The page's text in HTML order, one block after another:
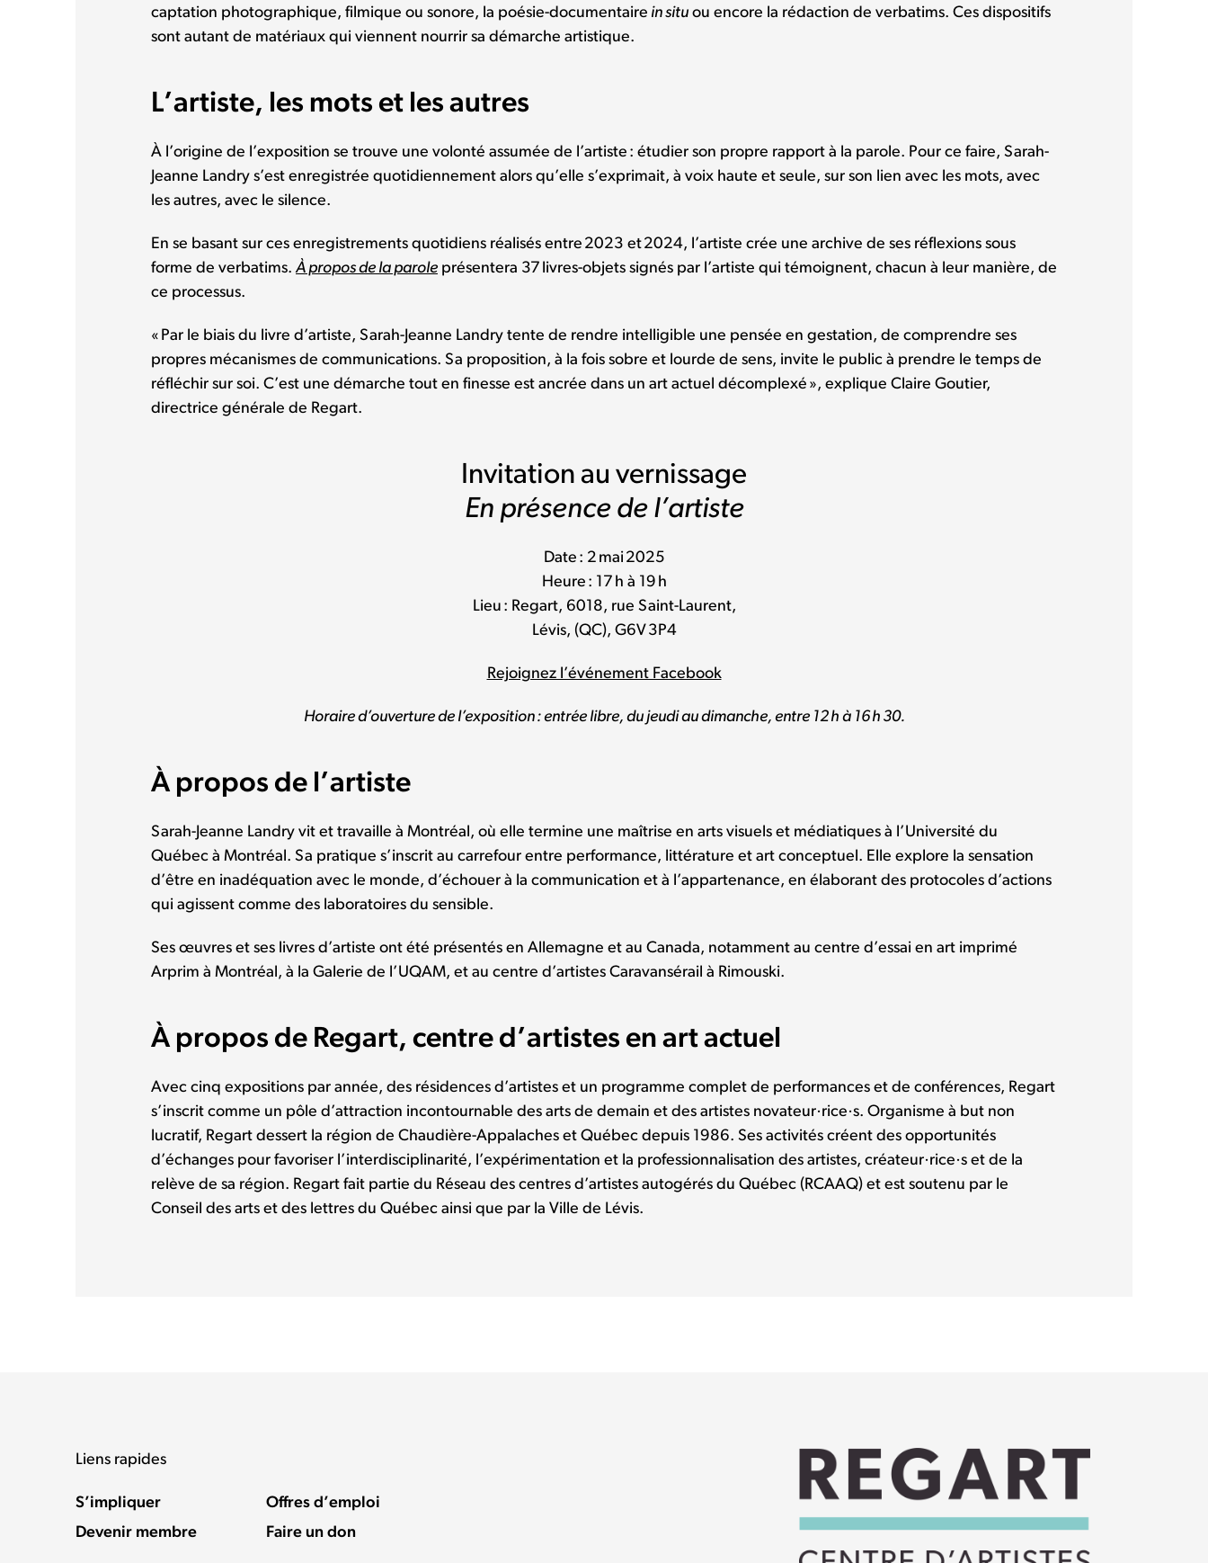
captation photographique, filmique ou sonore, la poésie-documentaire in situ ou encore la rédaction de verbatims. Ces dispositifs
sont autant de matériaux qui viennent nourrir sa démarche artistique.
L’artiste, les mots et les autres
À l’origine de l’exposition se trouve une volonté assumée de l’artiste : étudier son propre rapport à la parole. Pour ce faire, Sarah-
Jeanne Landry s’est enregistrée quotidiennement alors qu’elle s’exprimait, à voix haute et seule, sur son lien avec les mots, avec
les autres, avec le silence.
En se basant sur ces enregistrements quotidiens réalisés entre 2023 et 2024, l’artiste crée une archive de ses réflexions sous
forme de verbatims.À propos de la parole présentera 37 livres-objets signés par l’artiste qui témoignent, chacun à leur manière, de
ce processus.
« Par le biais du livre d’artiste, Sarah-Jeanne Landry tente de rendre intelligible une pensée en gestation, de comprendre ses
propres mécanismes de communications. Sa proposition, à la fois sobre et lourde de sens, invite le public à prendre le temps de
réfléchir sur soi. C’est une démarche tout en finesse est ancrée dans un art actuel décomplexé », explique Claire Goutier,
directrice générale de Regart.
Invitation au vernissage
En présence de l’artiste
Date : 2 mai 2025
Heure : 17 h à 19 h
Lieu : Regart, 6018, rue Saint-Laurent,
Lévis, (QC), G6V 3P4
Rejoignez l’événement Facebook
Horaire d’ouverture de l’exposition : entrée libre, du jeudi au dimanche, entre 12 h à 16 h 30.
À propos de l’artiste
Sarah-Jeanne Landry vit et travaille à Montréal, où elle termine une maîtrise en arts visuels et médiatiques à l’Université du
Québec à Montréal. Sa pratique s’inscrit au carrefour entre performance, littérature et art conceptuel. Elle explore la sensation
d’être en inadéquation avec le monde, d’échouer à la communication et à l’appartenance, en élaborant des protocoles d’actions
qui agissent comme des laboratoires du sensible.
Ses œuvres et ses livres d’artiste ont été présentés en Allemagne et au Canada, notamment au centre d’essai en art imprimé
Arprim à Montréal, à la Galerie de l’UQAM, et au centre d’artistes Caravansérail à Rimouski.
À propos de Regart, centre d’artistes en art actuel
Avec cinq expositions par année, des résidences d’artistes et un programme complet de performances et de conférences, Regart
s’inscrit comme un pôle d’attraction incontournable des arts de demain et des artistes novateur·rice·s. Organisme à but non
lucratif, Regart dessert la région de Chaudière-Appalaches et Québec depuis 1986. Ses activités créent des opportunités
d’échanges pour favoriser l’interdisciplinarité, l’expérimentation et la professionnalisation des artistes, créateur·rice·s et de la
relève de sa région. Regart fait partie du Réseau des centres d’artistes autogérés du Québec (RCAAQ) et est soutenu par le
Conseil des arts et des lettres du Québec ainsi que par la Ville de Lévis.
Liens rapides
S’impliquer
Devenir membre
Offres d’emploi
Faire un don